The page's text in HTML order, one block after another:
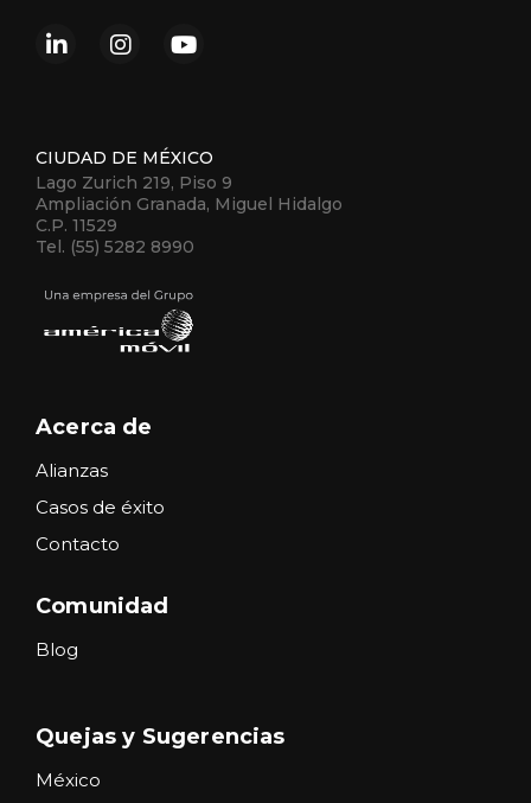
CIUDAD DE MÉXICO
Lago Zurich 219, Piso 9
Ampliación Granada, Miguel Hidalgo
C.P. 11529
Tel. (55) 5282 8990
Acerca de
Alianzas
Casos de éxito
Contacto
Comunidad
Blog
Quejas y Sugerencias
México